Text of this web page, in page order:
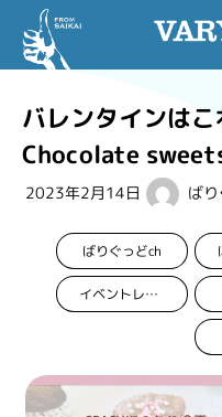
content
バレンタインは
Chocolate
2023年2月14日 ば
ばりぐっどch
イベントレポート